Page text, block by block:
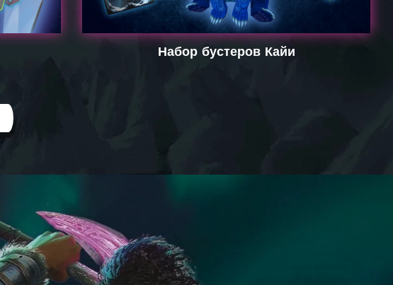
Набор бустеров Кайи